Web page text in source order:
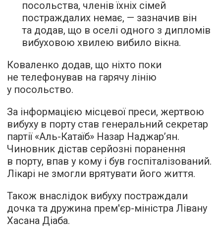
посольства, членів їхніх сімей
постраждалих немає, — зазначив він
та додав, що в оселі одного з дипломів
вибуховою хвилею вибило вікна.
Коваленко додав, що ніхто поки
не телефонував на гарячу лінію
у посольство.
За інформацією місцевої преси, жертвою
вибуху в порту став генеральний секретар
партії «Аль-Катаїб» Назар Наджар’ян.
Чиновник дістав серйозні поранення
в порту, впав у кому і був госпіталізований.
Лікарі не змогли врятувати його життя.
Також внаслідок вибуху постраждали
дочка та дружина прем'єр-міністра Лівану
Хасана Діаба.